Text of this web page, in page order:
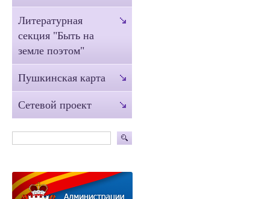
Литературная
секция "Быть на
земле поэтом"
Пушкинская карта
Сетевой проект